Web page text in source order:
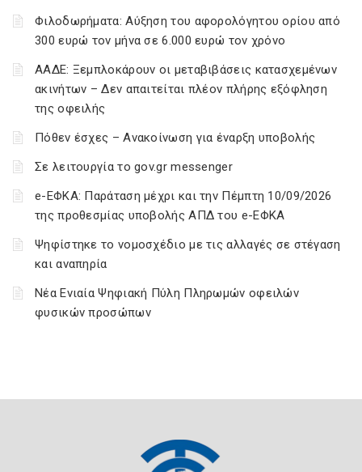
Φιλοδωρήματα: Αύξηση του αφορολόγητου ορίου από
300 ευρώ τον μήνα σε 6.000 ευρώ τον χρόνο
ΑΑΔΕ: Ξεμπλοκάρουν οι μεταβιβάσεις κατασχεμένων
ακινήτων – Δεν απαιτείται πλέον πλήρης εξόφληση
της οφειλής
Πόθεν έσχες – Ανακοίνωση για έναρξη υποβολής
Σε λειτουργία το gov.gr messenger
e-ΕΦΚΑ: Παράταση μέχρι και την Πέμπτη 10/09/2026
της προθεσμίας υποβολής ΑΠΔ του e-ΕΦΚΑ
Ψηφίστηκε το νομοσχέδιο με τις αλλαγές σε στέγαση
και αναπηρία
Νέα Ενιαία Ψηφιακή Πύλη Πληρωμών οφειλών
φυσικών προσώπων